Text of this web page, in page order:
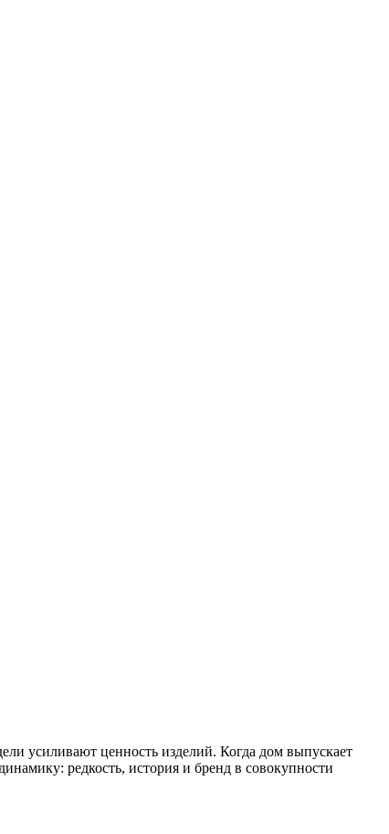
усиливают ценность изделий. Когда дом выпускает
редкость, история и бренд в совокупности